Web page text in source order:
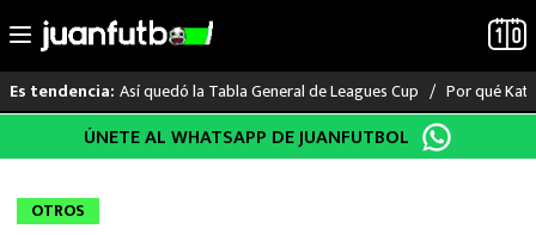
al
Es tendencia: Así quedó la Tabla General de Leagues Cup Por qué
LO ÚLTIMO
LIGA MX
ÚNETE AL WHATSAPP DE JUANFUTBOL
OTROS